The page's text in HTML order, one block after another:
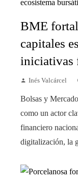
BME
capitales
iniciativas
Inés Valcárcel
Bolsas y
como un actor
financiero
digitalización, la